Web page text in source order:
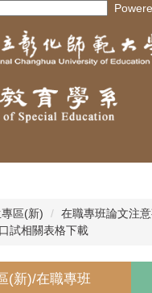
區(新)
在職專班論文注
試相關表格下載
(新)/在職專班